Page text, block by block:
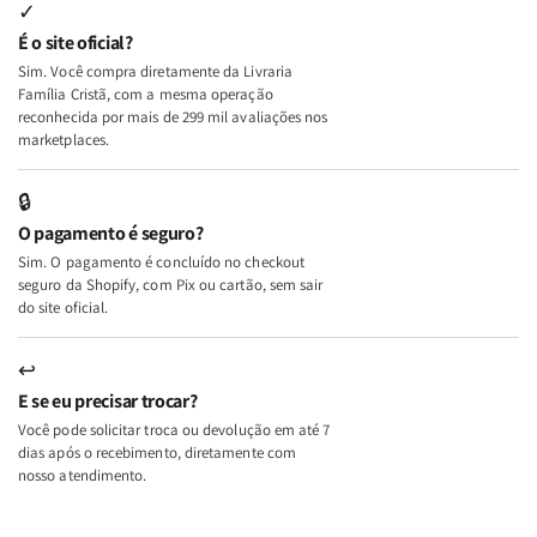
e
Deus
+
A
Mulher
Lar
+
A
Lar
✓
É o site oficial?
Sim. Você compra diretamente da Livraria
Família Cristã, com a mesma operação
reconhecida por mais de 299 mil avaliações nos
marketplaces.
🔒
O pagamento é seguro?
Sim. O pagamento é concluído no checkout
seguro da Shopify, com Pix ou cartão, sem sair
do site oficial.
↩
E se eu precisar trocar?
Você pode solicitar troca ou devolução em até 7
dias após o recebimento, diretamente com
nosso atendimento.